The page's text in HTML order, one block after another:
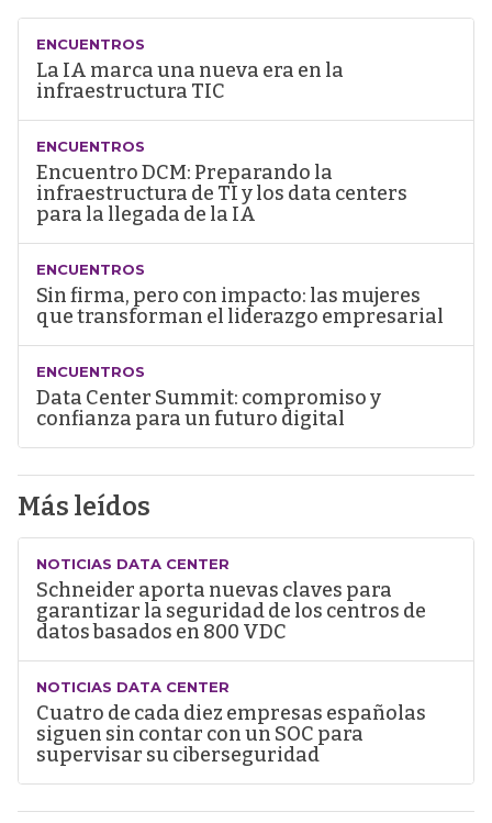
ENCUENTROS
La IA marca una nueva era en la
infraestructura TIC
ENCUENTROS
Encuentro DCM: Preparando la
infraestructura de TI y los data centers
para la llegada de la IA
ENCUENTROS
Sin firma, pero con impacto: las mujeres
que transforman el liderazgo empresarial
ENCUENTROS
Data Center Summit: compromiso y
confianza para un futuro digital
Más leídos
NOTICIAS DATA CENTER
Schneider aporta nuevas claves para
garantizar la seguridad de los centros de
datos basados en 800 VDC
NOTICIAS DATA CENTER
Cuatro de cada diez empresas españolas
siguen sin contar con un SOC para
supervisar su ciberseguridad